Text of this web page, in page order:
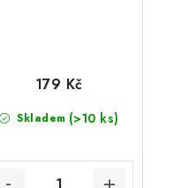
Skladem (>10 ks)
179 Kč